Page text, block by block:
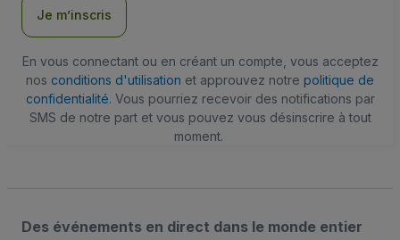
Je m’inscris
En vous connectant ou en créant un compte, vous acceptez
nos conditions d'utilisation et approuvez notre politique de
confidentialité. Vous pourriez recevoir des notifications par
SMS de notre part et vous pouvez vous désinscrire à tout
moment.
Des événements en direct dans le monde entier